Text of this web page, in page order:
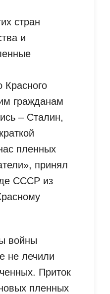
стран
и
Красного
гражданам
– Сталин,
пленных
принял
СССР из
войны
не лечили
Приток
пленных